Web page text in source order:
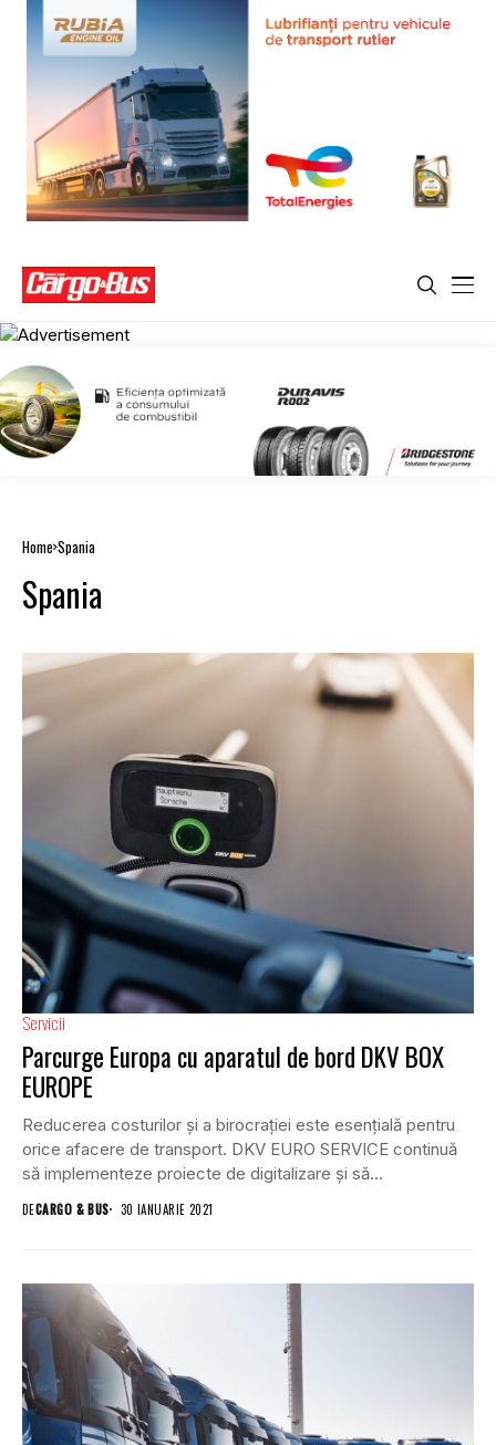
Home Spania
Spania
Servicii
Parcurge Europa cu aparatul de bord DKV BOX
EUROPE
Reducerea costurilor și a birocrației este esențială pentru
orice afacere de transport. DKV EURO SERVICE continuă
să implementeze proiecte de digitalizare și să...
DECARGO & BUS 30 IANUARIE 2021